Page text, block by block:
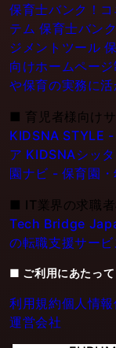
保育士バンク！
テム 保育士バン
ジメントツール
向けホームペー
や保育の実務に
■ 育児者様向け
KIDSNA STYLE
ア KIDSNAシッ
園ナビ - 保育園
■ IT業界の求職
Tech Bridge
の転職支援サービ
■ ご利用にあたって
利用規約個人情
運営会社